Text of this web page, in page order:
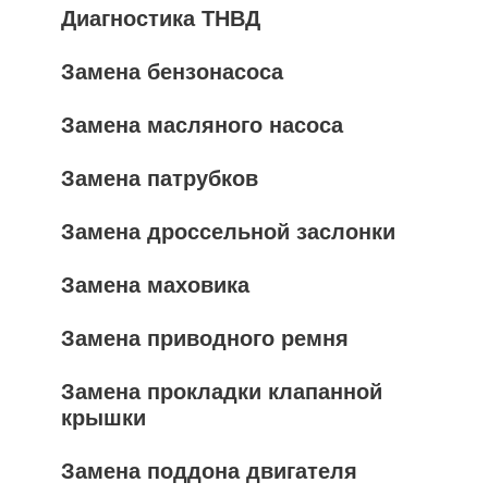
Диагностика ТНВД
Замена бензонасоса
Замена масляного насоса
Замена патрубков
Замена дроссельной заслонки
Замена маховика
Замена приводного ремня
Замена прокладки клапанной
крышки
Замена поддона двигателя